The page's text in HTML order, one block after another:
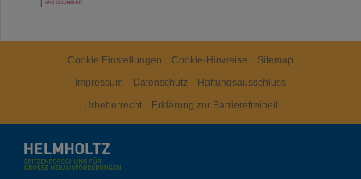
Cookie Einstellungen Cookie-Hinweise
Sitemap
Impressum
Datenschutz
Haftungsausschluss
Urheberrecht
Erklärung zur Barrierefreiheit